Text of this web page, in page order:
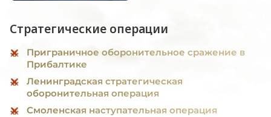
Стратегические операции
Приграничное оборонительное сражение в
Прибалтике
Ленинградская стратегическая
оборонительная операция
Смоленская наступательная операция